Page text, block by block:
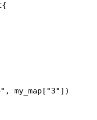
my_map["3"])